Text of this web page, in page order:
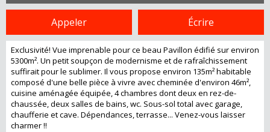
Appeler Écrire
Exclusivité! Vue imprenable pour ce beau Pavillon édifié sur environ
5300m². Un petit soupçon de modernisme et de rafraîchissement
suffirait pour le sublimer. Il vous propose environ 135m² habitable
composé d'une belle pièce à vivre avec cheminée d'environ 46m²,
cuisine aménagée équipée, 4 chambres dont deux en rez-de-
chaussée, deux salles de bains, wc. Sous-sol total avec garage,
chaufferie et cave. Dépendances, terrasse... Venez-vous laisser
charmer !!